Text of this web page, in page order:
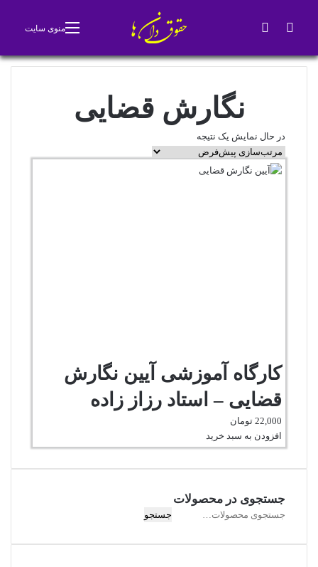
جستجو برای منوی سایت
نگارش قضایی
در حال نمایش یک نتیجه
کارگاه آموزشی آیین نگارش
قضایی – استاد رزاز زاده
22,000 تومان
افزودن به سبد خرید
جستجوی در محصولات
جستجو
جستجو